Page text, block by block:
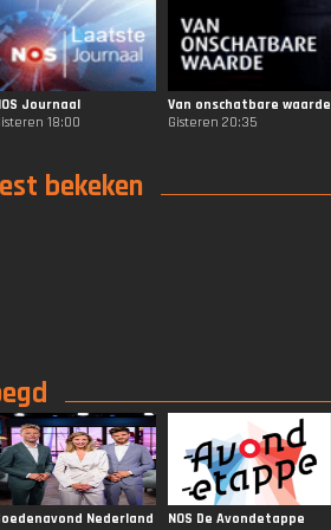
Journaal
18:00
Van onschatbare waarde
Gisteren 20:35
bekeken
Nederland
NOS De Avondetappe